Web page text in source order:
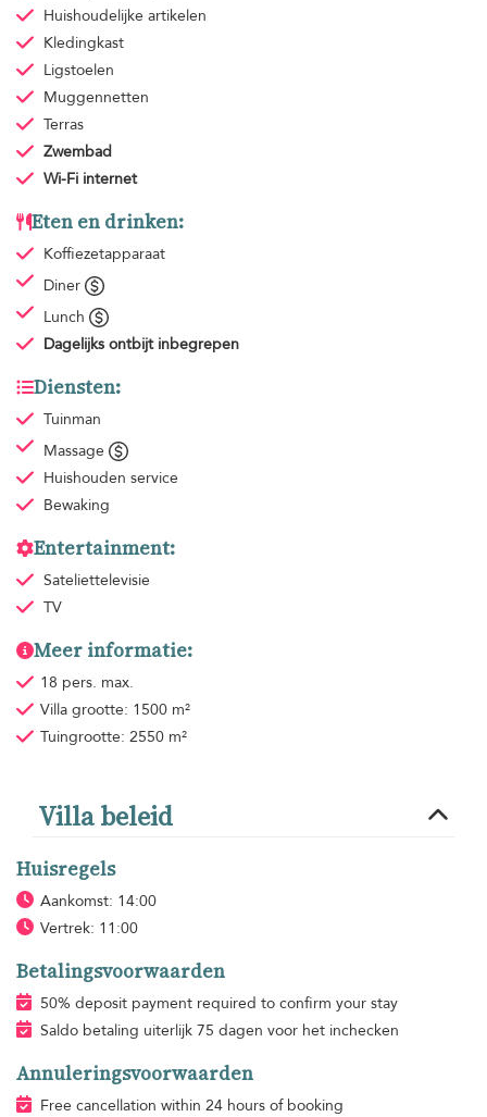
Huishoudelijke artikelen
Kledingkast
Ligstoelen
Muggennetten
Terras
Zwembad
Wi-Fi internet
Eten en drinken:
Koffiezetapparaat
Diner
Lunch
Dagelijks ontbijt inbegrepen
Diensten:
Tuinman
Massage
Huishouden service
Bewaking
Entertainment:
Sateliettelevisie
TV
Meer informatie:
18 pers. max.
Villa grootte: 1500 m²
Tuingrootte: 2550 m²
Villa beleid
Huisregels
Aankomst: 14:00
Vertrek: 11:00
Betalingsvoorwaarden
50% deposit payment required to confirm your stay
Saldo betaling uiterlijk 75 dagen voor het inchecken
Annuleringsvoorwaarden
Free cancellation within 24 hours of booking